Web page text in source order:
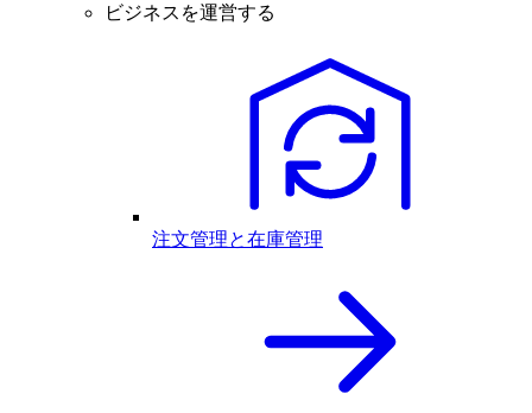
ビジネスを運営する
注文管理と在庫管理